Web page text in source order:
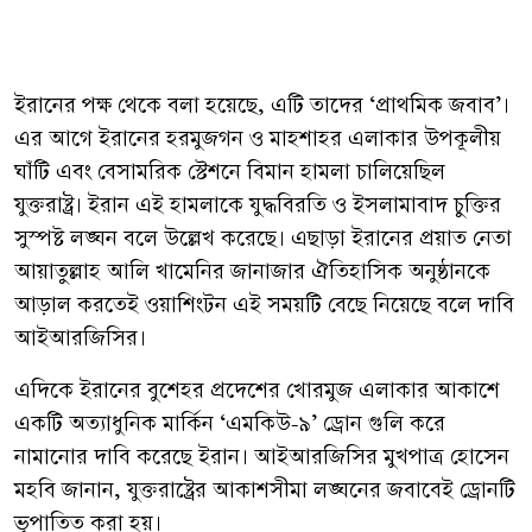
ইরানের পক্ষ থেকে বলা হয়েছে, এটি তাদের ‘প্রাথমিক জবাব’।
এর আগে ইরানের হরমুজগন ও মাহশাহর এলাকার উপকূলীয়
ঘাঁটি এবং বেসামরিক স্টেশনে বিমান হামলা চালিয়েছিল
যুক্তরাষ্ট্র। ইরান এই হামলাকে যুদ্ধবিরতি ও ইসলামাবাদ চুক্তির
সুস্পষ্ট লঙ্ঘন বলে উল্লেখ করেছে। এছাড়া ইরানের প্রয়াত নেতা
আয়াতুল্লাহ আলি খামেনির জানাজার ঐতিহাসিক অনুষ্ঠানকে
আড়াল করতেই ওয়াশিংটন এই সময়টি বেছে নিয়েছে বলে দাবি
আইআরজিসির।
এদিকে ইরানের বুশেহর প্রদেশের খোরমুজ এলাকার আকাশে
একটি অত্যাধুনিক মার্কিন ‘এমকিউ-৯’ ড্রোন গুলি করে
নামানোর দাবি করেছে ইরান। আইআরজিসির মুখপাত্র হোসেন
মহবি জানান, যুক্তরাষ্ট্রের আকাশসীমা লঙ্ঘনের জবাবেই ড্রোনটি
ভূপাতিত করা হয়।